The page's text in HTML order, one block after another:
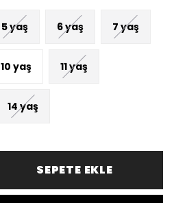
5 yaş 6 yaş 7 yaş
10 yaş 11 yaş
14 yaş
SEPETE EKLE